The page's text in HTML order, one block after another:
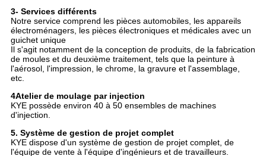
3- Services différents
Notre service comprend les pièces automobiles, les appareils
électroménagers, les pièces électroniques et médicales avec un
guichet unique
Il s'agit notamment de la conception de produits, de la fabrication
de moules et du deuxième traitement, tels que la peinture à
l'aérosol, l'impression, le chrome, la gravure et l'assemblage,
etc.
4Atelier de moulage par injection
KYE possède environ 40 à 50 ensembles de machines
d'injection.
5. Système de gestion de projet complet
KYE dispose d'un système de gestion de projet complet, de
l'équipe de vente à l'équipe d'ingénieurs et de travailleurs.